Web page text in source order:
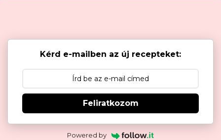
Kérd e-mailben az új recepteket:
Feliratkozom
Powered by